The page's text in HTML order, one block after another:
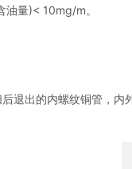
油量)< 10mg/m。
退出的内螺纹铜管，内